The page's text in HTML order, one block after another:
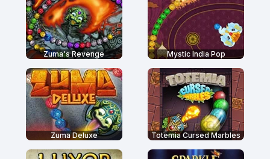
Zuma's Revenge Mystic India Pop
Zuma Deluxe Totemia Cursed Marbles